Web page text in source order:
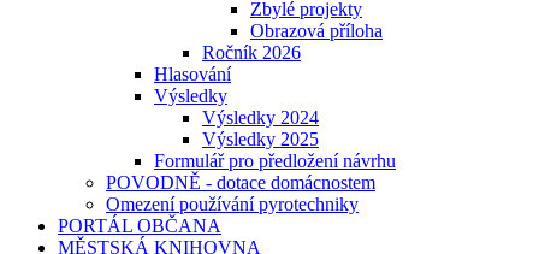
Zbylé projekty
Obrazová příloha
Ročník 2026
Hlasování
Výsledky
Výsledky 2024
Výsledky 2025
Formulář pro předložení návrhu
POVODNĚ - dotace domácnostem
Omezení používání pyrotechniky
PORTÁL OBČANA
MĚSTSKÁ KNIHOVNA